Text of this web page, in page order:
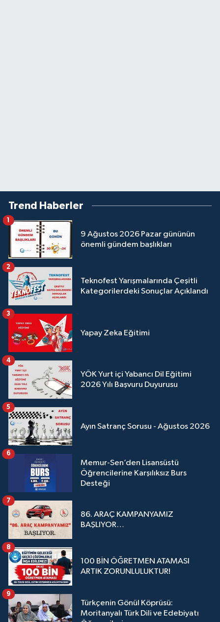
Trend Haberler
9 Ağustos 2026 Pazar gününün
önemli gündem başlıkları
1
Teknofest Yarışmalarında Çeşitli
Kategorilerdeki Sonuçlar Açıklandı
2
Yapay Zeka Eğitimi
3
YÖK Yurt içi Yabancı Dil Eğitimi
2026 Yılı Başvuru Duyurusu
4
Ayın Satranç Sorusu - Ağustos 2026
5
Memur-Sen’den Lisansüstü
Öğrencilerine Karşılıksız Burs
Desteği
6
86. ARAÇ KAMPANYAMIZ
BAŞLIYOR…
7
100 BİN ÖĞRETMEN ATAMASI
ARTIK ZORUNLULUKTUR!
8
Türkçenin Gönül Köprüsü:
Moritanyalı Türk Dili ve Edebiyatı
9